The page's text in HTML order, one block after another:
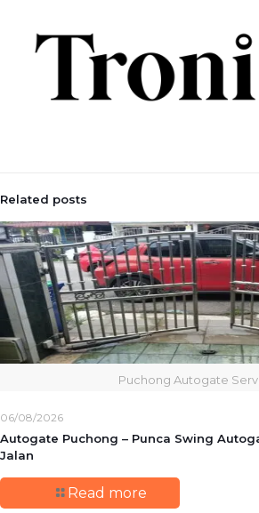
Related posts
Puchong Autogate
06/08/2026
Autogate Puchong – Punca Swing
Jalan
Read more